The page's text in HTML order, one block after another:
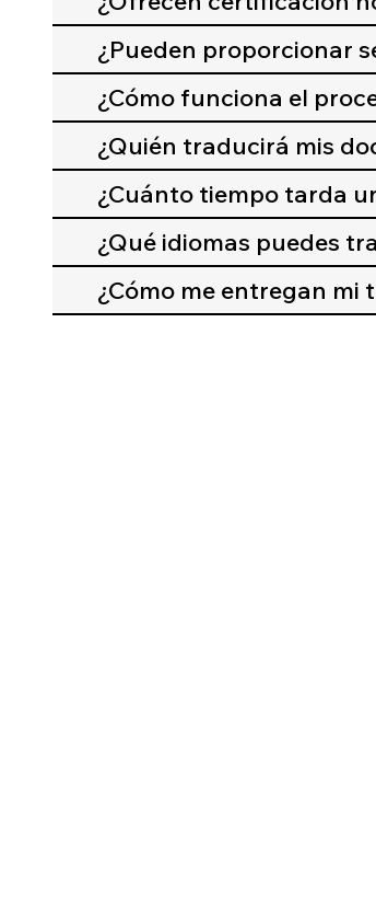
¿Pueden proporcionar
¿Cómo funciona el
¿Quién traducirá mis
¿Cuánto tiempo tarda
¿Qué idiomas puedes
¿Cómo me entregan mi